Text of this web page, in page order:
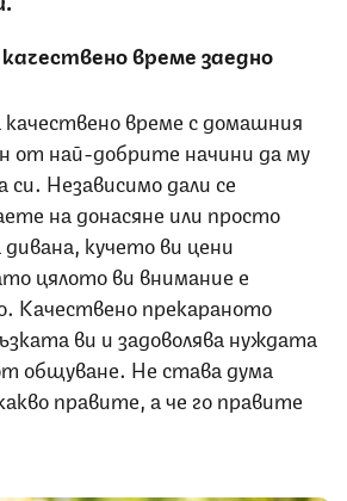
време заедно
време с домашния
от най-добрите начини да му
Независимо дали се
на донасяне или просто
кучето ви цени
цялото ви внимание е
Качествено прекараното
ви и задоволява нуждата
общуване. Не става дума
правите, а че го правите